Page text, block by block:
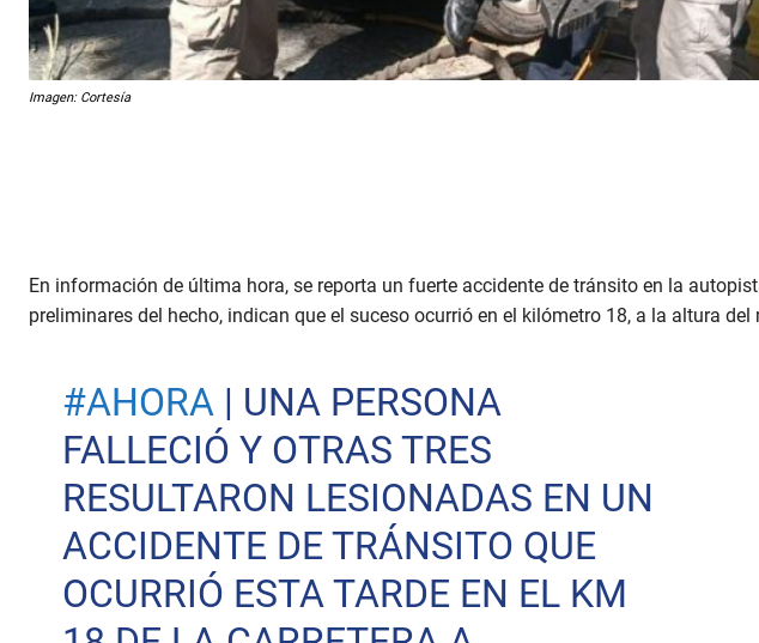
Imagen: Cortesía
En información de última hora, se reporta un fuerte accidente de tránsito en la
preliminares del hecho, indican que el suceso ocurrió en el kilómetro 18, a la altura
#AHORA| UNA PERSONA
FALLECIÓ Y OTRAS TRES
RESULTARON LESIONADAS EN UN
ACCIDENTE DE TRÁNSITO QUE
OCURRIÓ ESTA TARDE EN EL KM